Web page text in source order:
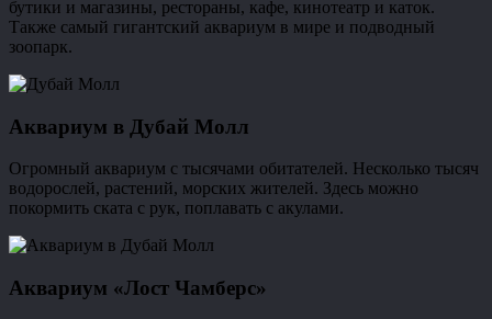
бутики и магазины, рестораны, кафе, кинотеатр и каток.
Также самый гигантский аквариум в мире и подводный
зоопарк.
Аквариум в Дубай Молл
Огромный аквариум с тысячами обитателей. Несколько тысяч
водорослей, растений, морских жителей. Здесь можно
покормить ската с рук, поплавать с акулами.
Аквариум «Лост Чамберс»